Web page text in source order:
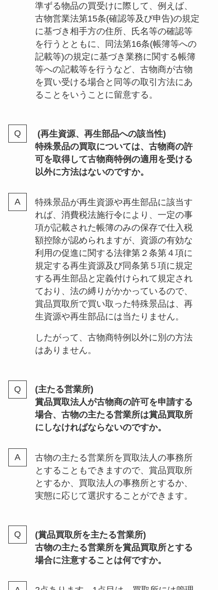
準ずる物品の買受けに際して、例えば、
古物営業法第15条(確認等及び申告)の規定
に基づき相手方の住所、氏名等の確認等
を行うとともに、同法第16条(帳簿等への
記載等)の規定に基づき業務に関する帳簿
等への記載等を行うなど、古物商が古物
を買い受ける場合と同等の取引方法にあ
ることをいうことに留意する。
(再生資源、再生部品への該当性)
特殊景品の買取については、古物商の許
可を取得して古物商特例の適用を受ける
以外に方法はないのですか。
特殊景品が再生資源や再生部品に該当す
れば、消費税法施行令により、一定の事
項が記載された帳簿のみの保存で仕入税
額控除が認められますが、資源の有効な
利用の促進に関する法律第２条第４項に
規定する再生資源及び同条第５項に規定
する再生部品と定義付けられて規定され
ており、法の縛りがかかっているので、
賞品買取所で買い取った特殊景品は、再
生資源や再生部品には当たりません。
したがって、古物商特例以外に別の方法
はありません。
(主たる営業所)
賞品買取法人が古物商の許可を申請する
場合、古物の主たる営業所は賞品買取所
にしなければならないのですか。
古物の主たる営業所を買取法人の事務所
とすることもできますので、賞品買取所
とするか、買取法人の事務所とするか、
実態に応じて選択することができます。
(賞品買取所を主たる営業所)
古物の主たる営業所を賞品買取所とする
場合に注意することは何ですか。